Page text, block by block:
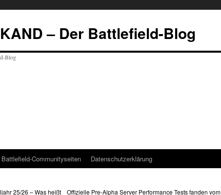
– Der Battlefield-Blog
Battlefield-Communityseiten Datenschutzerklärung
25/26 – Was heißt
Offizielle Pre-Alpha Server Performance Tests fanden vom